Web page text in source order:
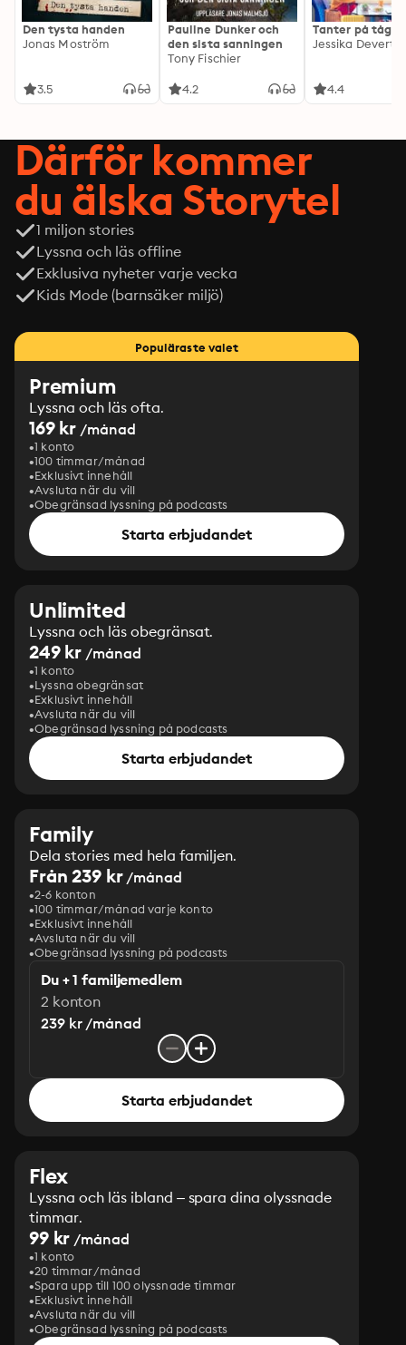
Den tysta handen
Jonas Moström
3.5
Pauline Dunker och
den sista sanningen
Tony Fischier
4.2
Tanter på tåg
Jessika Devert
4.4
Därför kommer
du älska Storytel
1 miljon stories
Lyssna och läs offline
Exklusiva nyheter varje vecka
Kids Mode (barnsäker miljö)
Populäraste valet
Premium
Lyssna och läs ofta.
169 kr /månad
1 konto
100 timmar/månad
Exklusivt innehåll
Avsluta när du vill
Obegränsad lyssning på podcasts
Starta erbjudandet
Unlimited
Lyssna och läs obegränsat.
249 kr /månad
1 konto
Lyssna obegränsat
Exklusivt innehåll
Avsluta när du vill
Obegränsad lyssning på podcasts
Starta erbjudandet
Family
Dela stories med hela familjen.
Från 239 kr/månad
2-6 konton
100 timmar/månad varje konto
Exklusivt innehåll
Avsluta när du vill
Obegränsad lyssning på podcasts
Du + 1 familjemedlem
2 konton
239 kr /månad
Starta erbjudandet
Flex
Lyssna och läs ibland – spara dina olyssnade
timmar.
99 kr /månad
1 konto
20 timmar/månad
Spara upp till 100 olyssnade timmar
Exklusivt innehåll
Avsluta när du vill
Obegränsad lyssning på podcasts